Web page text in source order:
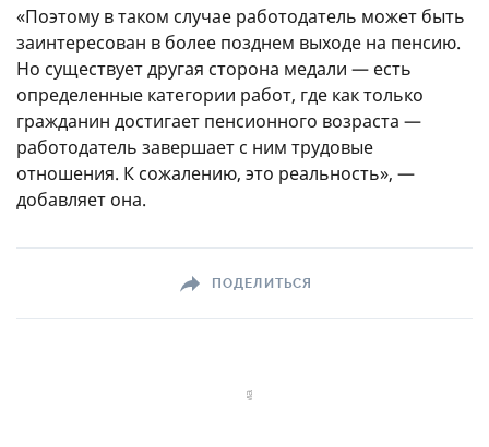
«Поэтому в таком случае работодатель может быть
заинтересован в более позднем выходе на пенсию.
Но существует другая сторона медали — есть
определенные категории работ, где как только
гражданин достигает пенсионного возраста —
работодатель завершает с ним трудовые
отношения. К сожалению, это реальность», —
добавляет она.
ПОДЕЛИТЬСЯ